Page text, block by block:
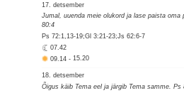
17. detsember
Jumal, uuenda meie olukord ja lase paista oma
80:4
Ps 72:1,13-19;Gl 3:21-23;Js 62:6-7
07.42
09.14-15.20
18. detsember
Õigus käib Tema eel ja järgib Tema samme. Ps